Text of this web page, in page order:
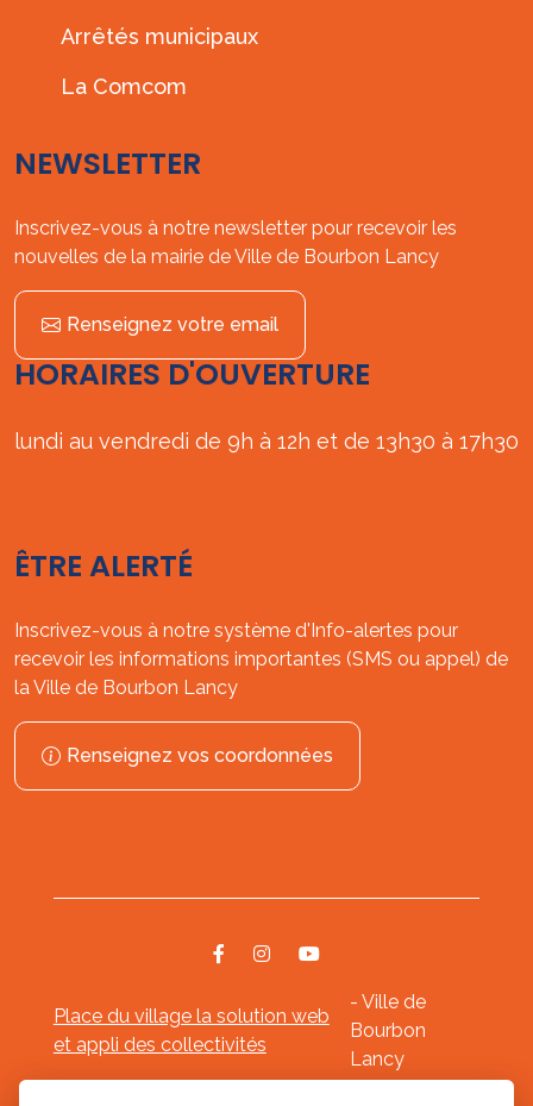
Arrêtés municipaux
La Comcom
NEWSLETTER
Inscrivez-vous à notre newsletter pour recevoir les
nouvelles de la mairie de Ville de Bourbon Lancy
Renseignez votre email
HORAIRES D'OUVERTURE
lundi au vendredi de 9h à 12h et de 13h30 à 17h30
ÊTRE ALERTÉ
Inscrivez-vous à notre système d'Info-alertes pour
recevoir les informations importantes (SMS ou appel) de
la Ville de Bourbon Lancy
Renseignez vos coordonnées
Place du village la solution web
et appli des collectivités
- Ville de
Bourbon
Lancy
Mentions légales-- Gestion des cookies